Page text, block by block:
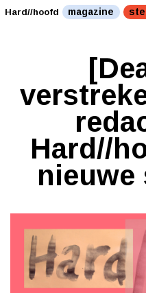
Hard//hoofd magazine
Hard//
nieuwe